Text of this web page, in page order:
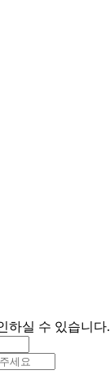
하실 수 있습니다.